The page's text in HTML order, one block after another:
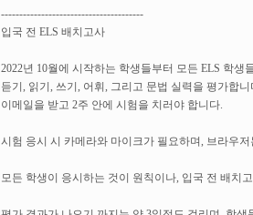
---------------------------------------
입국 전 ELS 배치고사
2022년 10월에 시작하는 학생들부터 모든 ELS 학
듣기, 읽기, 쓰기, 어휘, 그리고 문법 실력을 평가합
이메일을 받고 2주 안에 시험을 치러야 합니다.
시험 응시 시 카메라와 마이크가 필요하며, 브라우
모든 학생이 응시하는 것이 원칙이나, 입국 전 배치